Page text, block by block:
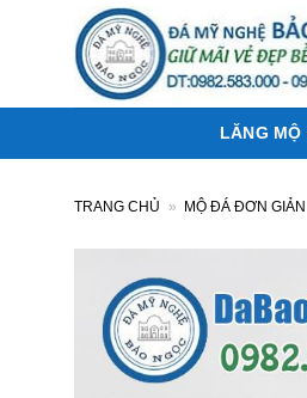
dung
LĂNG
TRANG CHỦ » MỘ ĐÁ ĐƠN GIẢN